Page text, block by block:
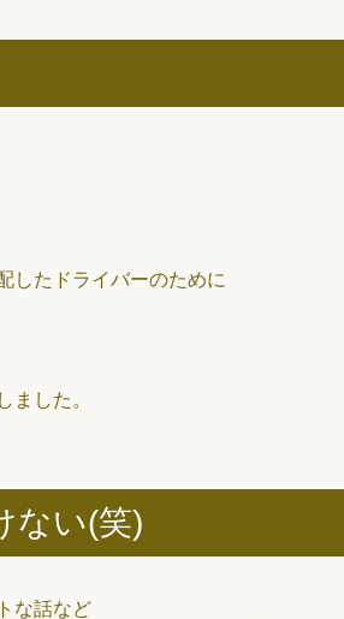
したドライバーのために
ました。
ない(笑)
な話など